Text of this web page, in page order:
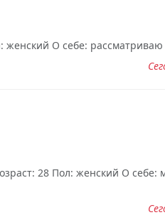
О себе: рассматриваю
28 Пол: женский О себе: